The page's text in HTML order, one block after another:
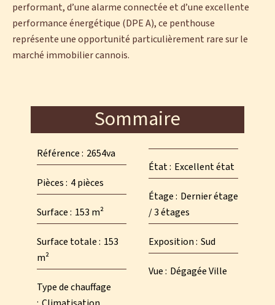
performant, d’une alarme connectée et d’une excellente
performance énergétique (DPE A), ce penthouse
représente une opportunité particulièrement rare sur le
marché immobilier cannois.
Sommaire
Référence 2654va
Pièces 4 pièces
Surface 153 m²
Surface totale 153
m²
Type de chauffage
État Excellent état
Étage Dernier étage
/ 3 étages
Exposition Sud
Vue Dégagée Ville